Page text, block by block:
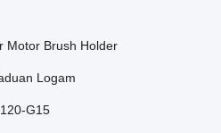
Motor Brush Holder
Logam
G15